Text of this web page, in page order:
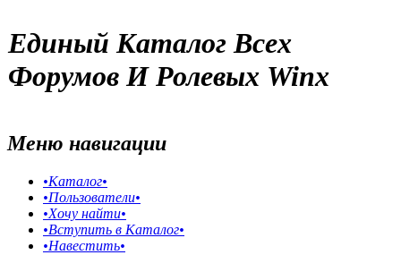
Единый Каталог Всех
Форумов И Ролевых Winx
Меню навигации
•Каталог•
•Пользователи•
•Хочу найти•
•Вступить в Каталог•
•Навестить•